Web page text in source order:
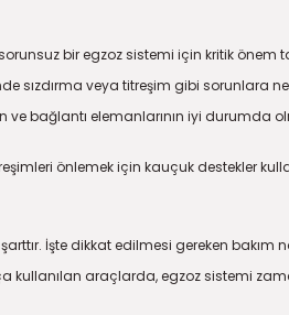
bir egzoz sistemi için kritik önem
sızdırma veya titreşim gibi sorunlara
bağlantı elemanlarının iyi durumda
önlemek için kauçuk destekler
İşte dikkat edilmesi gereken bakım
kullanılan araçlarda, egzoz sistemi